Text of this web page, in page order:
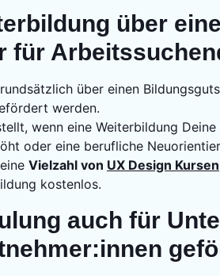
über
für
über einen
werden.
wenn eine Weiterbildung
oder eine berufliche
Vielzahl von UX Design Kursen
kostenlos.
auch für